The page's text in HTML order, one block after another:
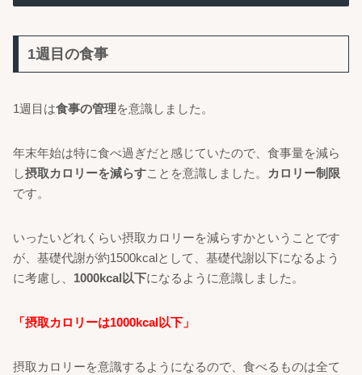
1週目の食事
1週目は食事の管理を意識しました。
年末年始は特に食べ過ぎだと感じていたので、食事量を減ら
し摂取カロリーを減らすことを意識しました。
カロリー制限
です。
いったいどれくらい摂取カロリーを減らすかということです
が、基礎代謝が約1500kcalとして、基礎代謝以下になるよう
に考慮し、 1000kcal以下になるように意識しました。
「摂取カロリーは1000kcal以下」
摂取カロリーを意識するようになるので、食べるものは全て